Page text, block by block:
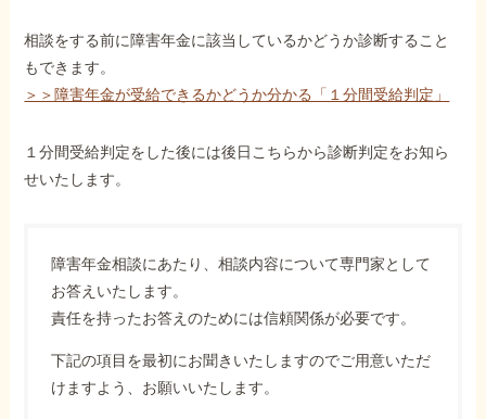
相談をする前に障害年金に該当しているかどうか診断すること
もできます。
＞＞障害年金が受給できるかどうか分かる「１分間受給判定」
１分間受給判定をした後には後日こちらから診断判定をお知ら
せいたします。
障害年金相談にあたり、相談内容について専門家として
お答えいたします。
責任を持ったお答えのためには信頼関係が必要です。
下記の項目を最初にお聞きいたしますのでご用意いただ
けますよう、お願いいたします。